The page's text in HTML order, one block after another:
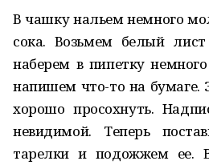
В чашку нальем немного
сока. Возьмем белый
наберем в пипетку
напишем что-то на бумаге.
хорошо просохнуть.
невидимой. Теперь
тарелки и подожжем ее.